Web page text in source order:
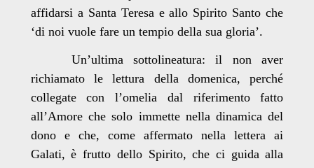
affidarsi a Santa Teresa e allo Spirito Santo che
‘di noi vuole fare un tempio della sua gloria’.
Un’ultima sottolineatura: il non aver
richiamato le lettura della domenica, perché
collegate con l’omelia dal riferimento fatto
all’Amore che solo immette nella dinamica del
dono e che, come affermato nella lettera ai
Galati, è frutto dello Spirito, che ci guida alla